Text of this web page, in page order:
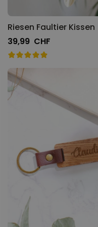
Riesen Faultier Kissen
39,99 CHF